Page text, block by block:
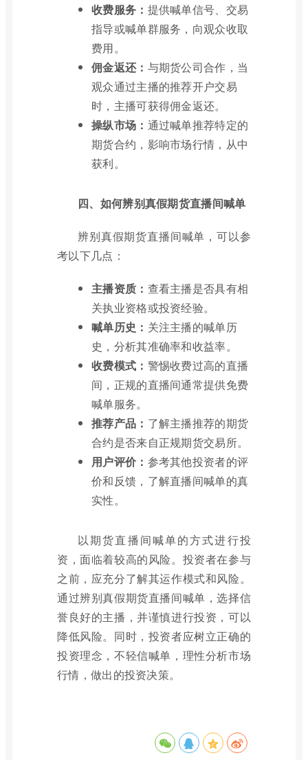
收费服务： 提供喊单信号、交易
指导或喊单群服务，向观众收取
费用。
佣金返还： 与期货公司合作，当
观众通过主播的推荐开户交易
时，主播可获得佣金返还。
操纵市场： 通过喊单推荐特定的
期货合约，影响市场行情，从中
获利。
四、如何辨别真假期货直播间喊单
辨别真假期货直播间喊单，可以参
考以下几点：
主播资质： 查看主播是否具有相
关执业资格或投资经验。
喊单历史： 关注主播的喊单历
史，分析其准确率和收益率。
收费模式： 警惕收费过高的直播
间，正规的直播间通常提供免费
喊单服务。
推荐产品： 了解主播推荐的期货
合约是否来自正规期货交易所。
用户评价： 参考其他投资者的评
价和反馈，了解直播间喊单的真
实性。
以期货直播间喊单的方式进行投
资，面临着较高的风险。投资者在参与
之前，应充分了解其运作模式和风险。
通过辨别真假期货直播间喊单，选择信
誉良好的主播，并谨慎进行投资，可以
降低风险。同时，投资者应树立正确的
投资理念，不轻信喊单，理性分析市场
行情，做出的投资决策。